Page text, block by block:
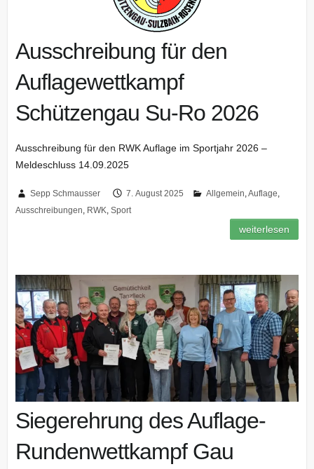
Ausschreibung für den
Auflagewettkampf
Schützengau Su-Ro 2026
Ausschreibung für den RWK Auflage im Sportjahr 2026 –
Meldeschluss 14.09.2025
Sepp Schmausser 7. August 2025 Allgemein,Auflage,
Ausschreibungen, RWK, Sport
weiterlesen
Siegerehrung des Auflage-
Rundenwettkampf Gau